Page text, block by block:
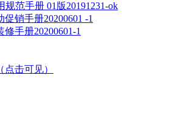
范手册 01版20191231-ok
销手册20200601 -1
手册20200601-1
击可见）